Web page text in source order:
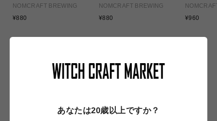
NOMCRAFT BREWING
通
¥880
NOMCRAFT BREWING
通
¥880
通
¥960
あなたは20歳以上ですか？